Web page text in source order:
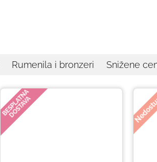
Rumenila i bronzeri Snižene
BESPLATNA
DOSTAVA